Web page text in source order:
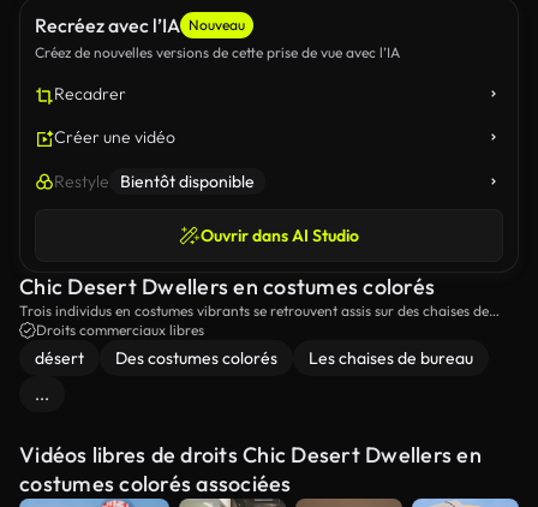
Recréez avec l’IA Nouveau
Créez de nouvelles versions de cette prise de vue avec l’IA
Recadrer
Créer une vidéo
Restyle Bientôt disponible
Ouvrir dans AI Studio
Chic Desert Dwellers en costumes colorés
Trois individus en costumes vibrants se retrouvent assis sur des chaises de
bureau dans un paysage désertique frappant, combinant un mélange
surréaliste de mode et d'environnement.
Droits commerciaux libres
désert Des costumes colorés
Les chaises de bureau
...
Vidéos libres de droits Chic Desert Dwellers en
costumes colorés associées